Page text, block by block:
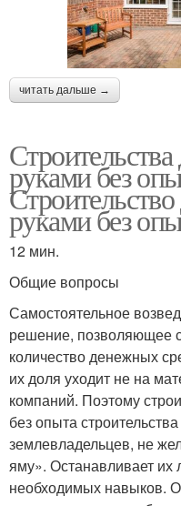
читать дальше →
руками без
руками без
12 мин.
Общие вопросы
Самостоятельное
решение, позволяющее
количество денежных
их доля уходит не на
компаний. Поэтому
без опыта
землевладельцев, не
яму». Останавливает
необходимых навыков.